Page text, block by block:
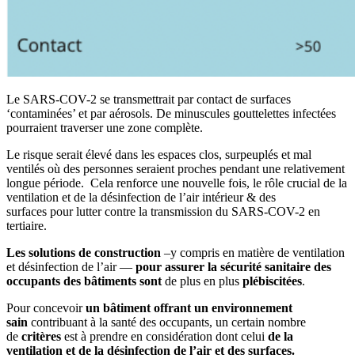
Le SARS-COV-2 se transmettrait par contact de surfaces
‘contaminées’ et par aérosols. De minuscules gouttelettes infectées
pourraient traverser une zone complète.
Le risque serait élevé dans les espaces clos, surpeuplés et mal
ventilés où des personnes seraient proches pendant une relativement
longue période. Cela renforce une nouvelle fois, le rôle crucial de la
ventilation et de la désinfection de l’air intérieur & des
surfaces pour lutter contre la transmission du SARS-COV-2 en
tertiaire.
Les solutions de construction –y compris en matière de ventilation
et désinfection de l’air — pour assurer la sécurité sanitaire des
occupants des bâtiments sont de plus en plus plébiscitées.
Pour concevoirun bâtiment offrant un environnement
sain contribuant à la santé des occupants, un certain nombre
de critères est à prendre en considération dont celui de la
ventilation et de la désinfection de l’air et des surfaces.